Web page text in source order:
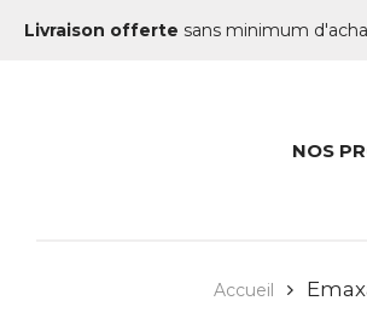
Livraison offerte sans minimum
NOS
Accueil